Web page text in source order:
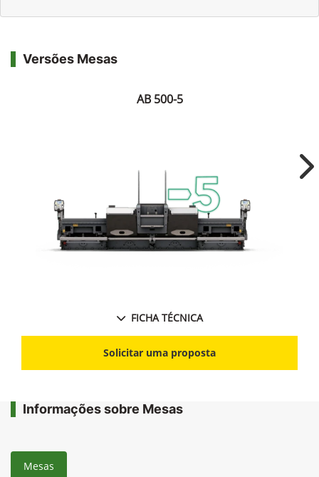
Versões Mesas
AB 500-5
FICHA TÉCNICA
Solicitar uma proposta
Informações sobre Mesas
Mesas